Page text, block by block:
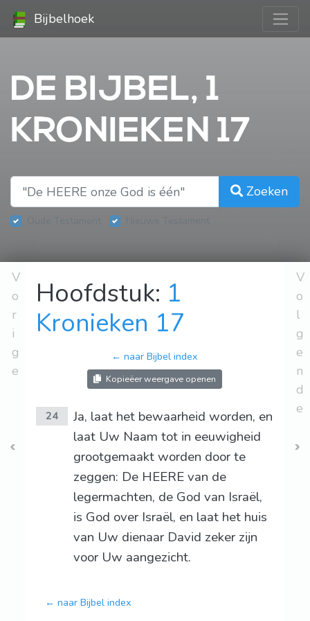
Bijbelhoek
DE BIJBEL, 1
KRONIEKEN 17
Zoeken
V
o
r
i
g
e
Hoofdstuk: 1
Kronieken 17
← naar Bijbel index
Kopieëer weergave openen
24
Ja, laat het bewaarheid worden, en
laat Uw Naam tot in eeuwigheid
grootgemaakt worden door te
zeggen: De HEERE van de
legermachten, de God van Israël,
is God over Israël, en laat het huis
van Uw dienaar David zeker zijn
voor Uw aangezicht.
← naar Bijbel index
V
o
l
g
e
n
d
e